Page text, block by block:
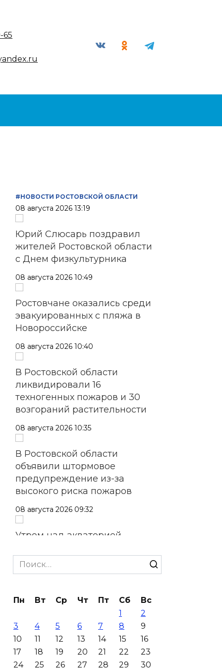
65
#НОВОСТИ РОСТОВСКОЙ ОБЛАСТИ
08 августа 2026 13:19
Юрий Слюсарь поздравил
жителей Ростовской области
с Днем физкультурника
08 августа 2026 10:49
Ростовчане оказались среди
эвакуированных с пляжа в
Новороссийске
08 августа 2026 10:40
В Ростовской области
ликвидировали 16
техногенных пожаров и 30
возгораний растительности
08 августа 2026 10:35
В Ростовской области
объявили штормовое
предупреждение из-за
высокого риска пожаров
08 августа 2026 09:32
Утром над акваторией
вражеские БПЛА
Аномальная жара до +40 °C
накроет Ростов-на-Дону 8
августа
08 августа 2026 09:23
Search
for:
Пн Вт Ср Чт Пт Сб
Вс
1
2
3
4 5 6 7 8
9
10
11 12 13 14 15
16
17
18 19 20 21 22
23
24
25 26 27 28 29
30